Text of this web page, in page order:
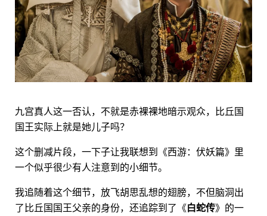
九宫真人这一否认，不就是赤裸裸地暗示观众，比丘国
国王实际上就是她儿子吗？
这个删减片段，一下子让我联想到《西游：伏妖篇》里
一个似乎很少有人注意到的小细节。
我追随着这个细节，放飞胡思乱想的翅膀，不但脑洞出
了比丘国国王父亲的身份，还追踪到了《白蛇传》的一